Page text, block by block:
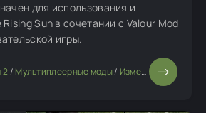
для использования и
Sun в сочетании с Valour Mod
игры.
2 / Мультиплеерные моды/ Изменение мода или игры